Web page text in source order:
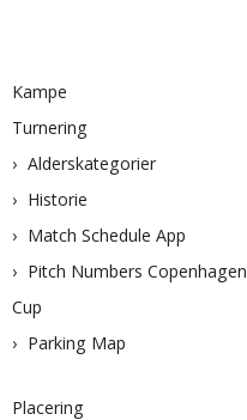
Kampe
Turnering
Alderskategorier
Historie
Match Schedule App
Pitch Numbers Copenhagen
Cup
Parking Map
Placering